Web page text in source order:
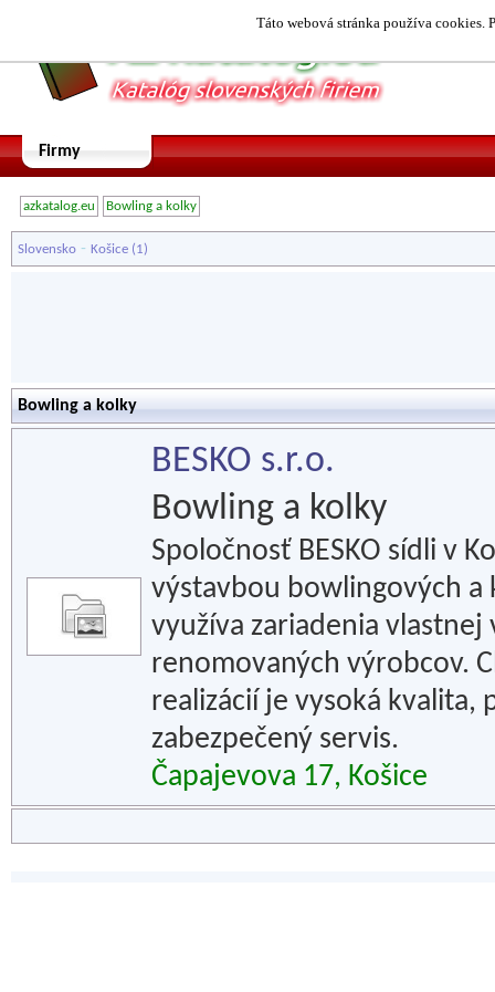
Táto webová stránka používa cookies.
Firmy
azkatalog.eu Bowling a kolky
Slovensko - Košice (1)
Bowling a kolky
BESKO s.r.o.
Bowling a kolky
Spoločnosť BESKO sídli v
výstavbou bowlingových a
využíva zariadenia
renomovaných výrobcov.
realizácií je vysoká kvalita,
zabezpečený servis.
Čapajevova 17, Košice